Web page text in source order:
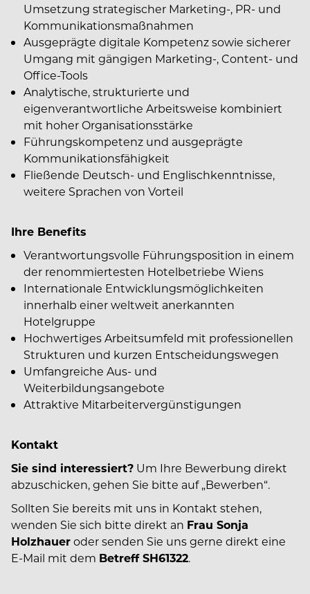
Umsetzung strategischer Marketing-, PR- und
Kommunikationsmaßnahmen
Ausgeprägte digitale Kompetenz sowie sicherer
Umgang mit gängigen Marketing-, Content- und
Office-Tools
Analytische, strukturierte und
eigenverantwortliche Arbeitsweise kombiniert
mit hoher Organisationsstärke
Führungskompetenz und ausgeprägte
Kommunikationsfähigkeit
Fließende Deutsch- und Englischkenntnisse,
weitere Sprachen von Vorteil
Ihre Benefits
Verantwortungsvolle Führungsposition in einem
der renommiertesten Hotelbetriebe Wiens
Internationale Entwicklungsmöglichkeiten
innerhalb einer weltweit anerkannten
Hotelgruppe
Hochwertiges Arbeitsumfeld mit professionellen
Strukturen und kurzen Entscheidungswegen
Umfangreiche Aus- und
Weiterbildungsangebote
Attraktive Mitarbeitervergünstigungen
Kontakt
Sie sind interessiert? Um Ihre Bewerbung direkt
abzuschicken, gehen Sie bitte auf „Bewerben“.
Sollten Sie bereits mit uns in Kontakt stehen,
wenden Sie sich bitte direkt an Frau Sonja
Holzhaueroder senden Sie uns gerne direkt eine
E-Mail mit dem Betreff SH61322.